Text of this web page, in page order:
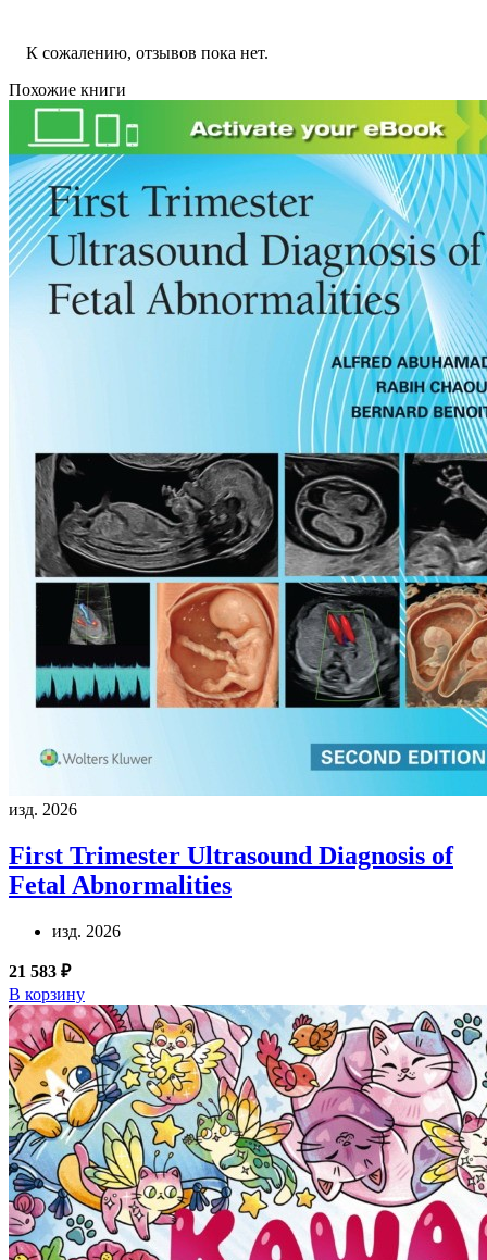
К сожалению, отзывов пока нет.
Похожие книги
изд. 2026
First Trimester Ultrasound Diagnosis of
Fetal Abnormalities
изд. 2026
21 583 ₽
В корзину